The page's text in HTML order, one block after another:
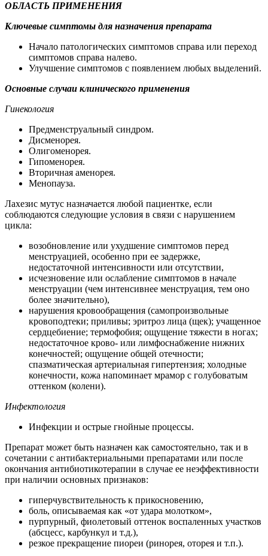
ОБЛАСТЬ ПРИМЕНЕНИЯ
Ключевые симптомы для назначения препарата
Начало патологических симптомов справа или переход
симптомов справа налево.
Улучшение симптомов с появлением любых выделений.
Основные случаи клинического применения
Гинекология
Предменструальный синдром.
Дисменорея.
Олигоменорея.
Гипоменорея.
Вторичная аменорея.
Менопауза.
Лахезис мутус назначается любой пациентке, если
соблюдаются следующие условия в связи с нарушением
цикла:
возобновление или ухудшение симптомов перед
менструацией, особенно при ее задержке,
недостаточной интенсивности или отсутствии,
исчезновение или ослабление симптомов в начале
менструации (чем интенсивнее менструация, тем оно
более значительно),
нарушения кровообращения (самопроизвольные
кровоподтеки; приливы; эритроз лица (щек); учащенное
сердцебиение; термофобия; ощущение тяжести в ногах;
недостаточное крово- или лимфоснабжение нижних
конечностей; ощущение общей отечности;
спазматическая артериальная гипертензия; холодные
конечности, кожа напоминает мрамор с голубоватым
оттенком (колени).
Инфектология
Инфекции и острые гнойные процессы.
Препарат может быть назначен как самостоятельно, так и в
сочетании с антибактериальными препаратами или после
окончания антибиотикотерапии в случае ее неэффективности
при наличии основных признаков:
гиперчувствительность к прикосновению,
боль, описываемая как «от удара молотком»,
пурпурный, фиолетовый оттенок воспаленных участков
(абсцесс, карбункул и т.д.),
резкое прекращение пиореи (ринорея, оторея и т.п.).